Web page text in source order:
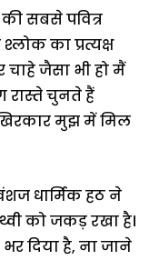
सबसे पवित्र
का प्रत्यक्ष
चाहे जैसा भी हो मैं
चुनते हैं
मुझ में मिल
धार्मिक हठ ने
को जकड़ रखा है।
दिया है, ना जाने